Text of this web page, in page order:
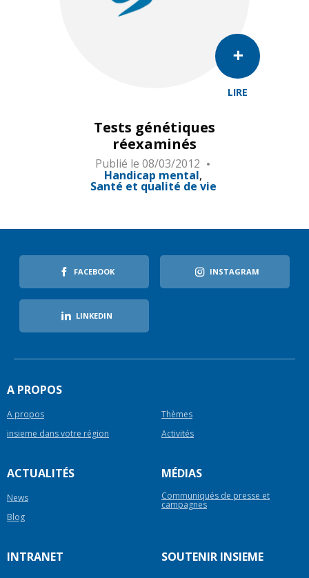
LIRE
Tests génétiques
réexaminés
Publié le 08/03/2012
Handicap mental
Santé et qualité de vie
FACEBOOK INSTAGRAM
LINKEDIN
A PROPOS
A propos
Thèmes
insieme dans votre région
Activités
ACTUALITÉS
News
Blog
MÉDIAS
Communiqués de presse et
campagnes
INTRANET SOUTENIR INSIEME